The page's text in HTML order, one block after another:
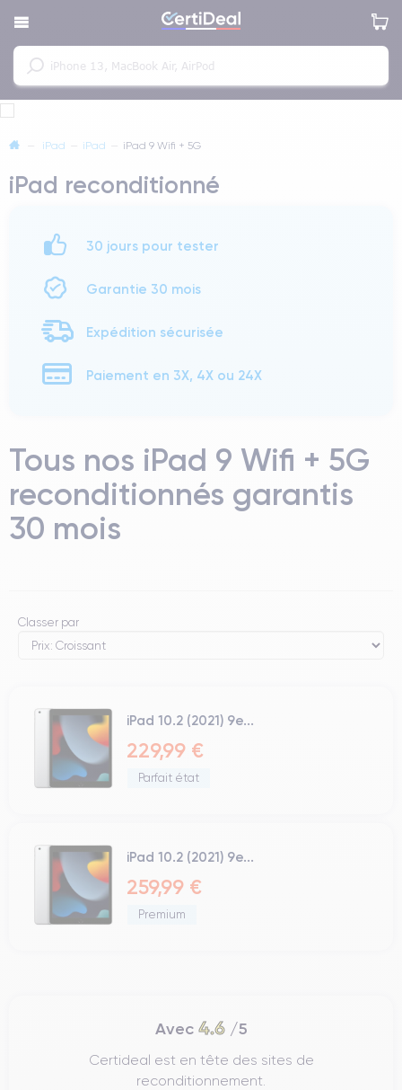
iPad iPad iPad 9 Wifi + 5G
iPad reconditionné
30 jours pour tester
Garantie 30 mois
Expédition sécurisée
Paiement en 3X, 4X ou 24X
Tous nos iPad 9 Wifi + 5G
reconditionnés garantis
30 mois
Classer par
iPad 10.2 (2021) 9e...
229,99 €
Parfait état
iPad 10.2 (2021) 9e...
259,99 €
Premium
Avec 4.6/5
Certideal est en tête des sites de
reconditionnement.